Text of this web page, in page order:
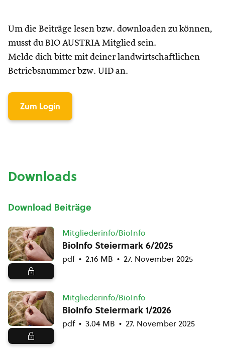
Um die Beiträge lesen bzw. downloaden zu können,
musst du BIO AUSTRIA Mitglied sein.
Melde dich bitte mit deiner landwirtschaftlichen
Betriebsnummer bzw. UID an.
Zum Login
Downloads
Download Beiträge
Mitgliederinfo/BioInfo
BioInfo Steiermark 6/2025
pdf 2.16 MB 27. November 2025
Mitgliederinfo/BioInfo
BioInfo Steiermark 1/2026
pdf 3.04 MB 27. November 2025